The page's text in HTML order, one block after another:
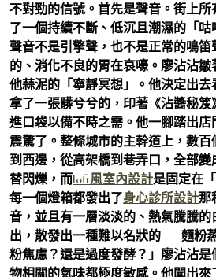
不對勁的信號。首先是聲音。街上
了一個持續不斷、低沉且潮濕的「
聲音不是引擎聲，也不是正常的鳴
的、消化不良的胃在哀嚎。廖沾沾
他蒜泥的「寧靜冥想」。他決定出
拿了一張髒兮兮的，印著《沾醬秘
進口袋以備不時之需。他一腳踏出
震驚了。整條城市的主幹道上，數
到西邊，從高架橋到巷弄口，全部
替閃爍，而loft風室內設計是固定在
每一個燈箱都發出了身心診所設計那
音，並且有一層淡淡的、熱氣騰騰的
出，散發出一種難以名狀的——麵粉
粉焦慮？還是過度發酵？」廖沾沾
物相關的氣味都極度敏感。他聞出